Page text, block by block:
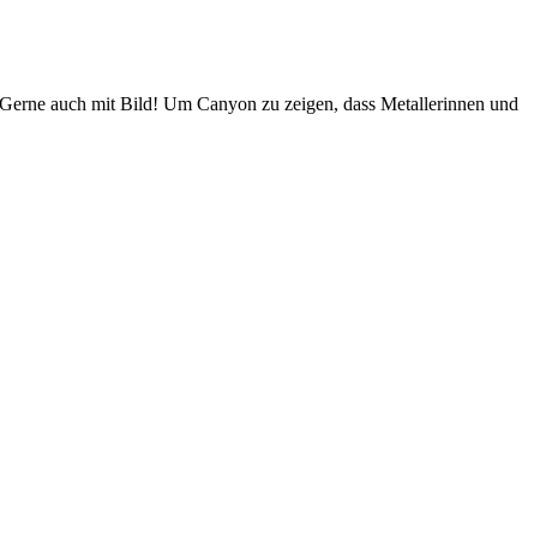
auch mit Bild! Um Canyon zu zeigen, dass Metallerinnen und